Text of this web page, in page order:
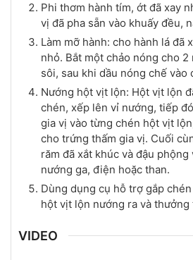
Phi thơm hành tím, ớt đã xay
vị đã pha sẵn vào khuấy đều,
Làm mỡ hành: cho hành lá đã
nhỏ. Bắt một chảo nóng cho
sôi, sau khi dầu nóng chế vào
Nướng hột vịt lộn: Hột vịt lộn
chén, xếp lên vỉ nướng, tiếp
gia vị vào từng chén hột vịt
cho trứng thấm gia vị. Cuối
răm đã xắt khúc và đậu phộng
nướng ga, điện hoặc than.
Dùng dụng cụ hỗ trợ gắp
hột vịt lộn nướng ra và thưởng
VIDEO